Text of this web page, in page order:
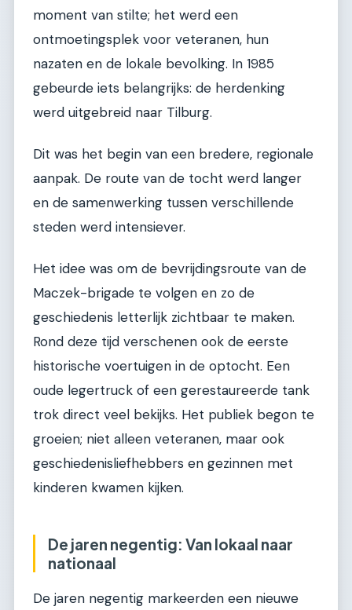
moment van stilte; het werd een
ontmoetingsplek voor veteranen, hun
nazaten en de lokale bevolking. In 1985
gebeurde iets belangrijks: de herdenking
werd uitgebreid naar Tilburg.
Dit was het begin van een bredere, regionale
aanpak. De route van de tocht werd langer
en de samenwerking tussen verschillende
steden werd intensiever.
Het idee was om de bevrijdingsroute van de
Maczek-brigade te volgen en zo de
geschiedenis letterlijk zichtbaar te maken.
Rond deze tijd verschenen ook de eerste
historische voertuigen in de optocht. Een
oude legertruck of een gerestaureerde tank
trok direct veel bekijks. Het publiek begon te
groeien; niet alleen veteranen, maar ook
geschiedenisliefhebbers en gezinnen met
kinderen kwamen kijken.
De jaren negentig: Van lokaal naar
nationaal
De jaren negentig markeerden een nieuwe